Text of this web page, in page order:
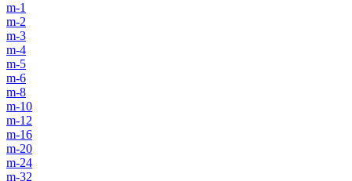
m-1
m-2
m-3
m-4
m-5
m-6
m-8
m-10
m-12
m-16
m-20
m-24
m-32